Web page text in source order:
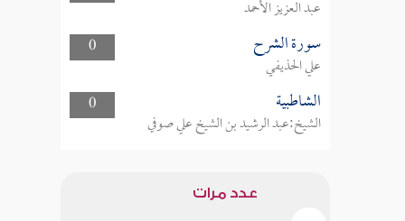
عبد العزيز الأحمد
0
سورة الشرح
علي الحذيفي
0
الشاطبية
الشيخ:عبد الرشيد بن الشيخ علي صوفي
عدد مرات